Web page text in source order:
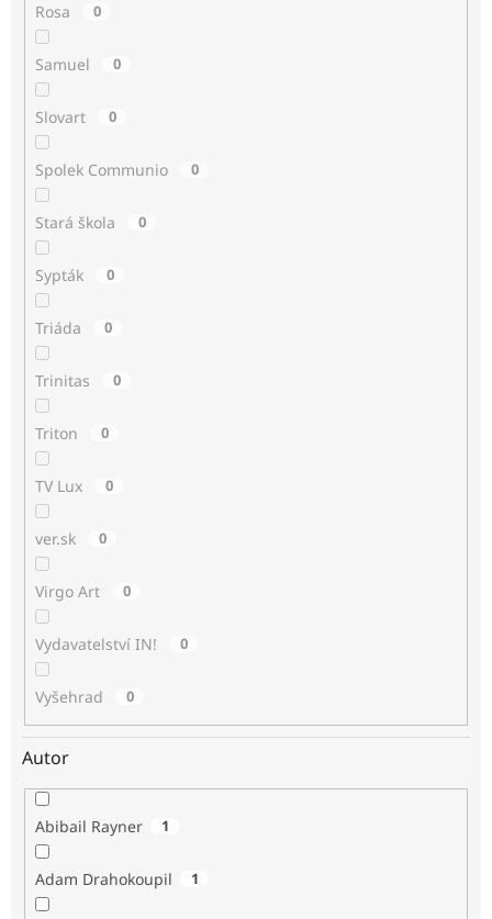
Rosa 0
Samuel 0
Slovart 0
Spolek Communio 0
Stará škola 0
Sypták 0
Triáda 0
Trinitas 0
Triton 0
TV Lux 0
ver.sk 0
Virgo Art 0
Vydavatelství IN! 0
Vyšehrad 0
Autor
Abibail Rayner 1
Adam Drahokoupil 1